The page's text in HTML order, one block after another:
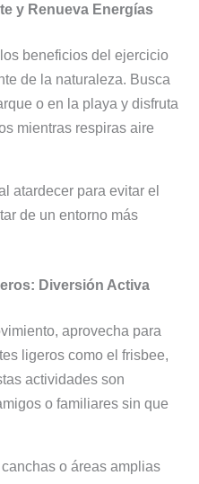
y Renueva Energías
beneficios del ejercicio
de la naturaleza. Busca
o en la playa y disfruta
mientras respiras aire
atardecer para evitar el
de un entorno más
Diversión Activa
aprovecha para
ligeros como el frisbee,
actividades son
o familiares sin que
o áreas amplias